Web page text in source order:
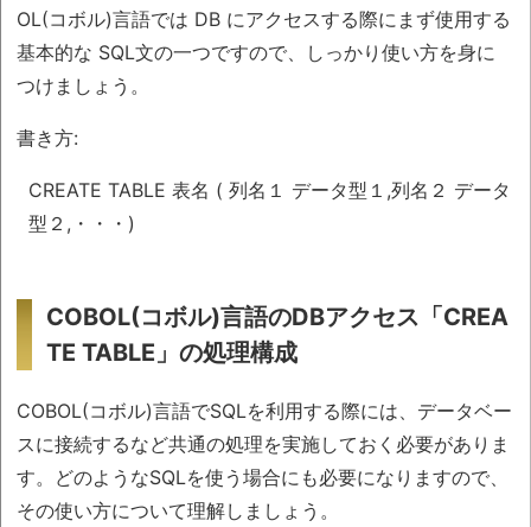
OL(コボル)言語では DB にアクセスする際にまず使用する
基本的な SQL文の一つですので、しっかり使い方を身に
つけましょう。
書き方:
CREATE TABLE 表名 ( 列名１ データ型１,列名２ データ
型２,・・・)
COBOL(コボル)言語のDBアクセス「CREA
TE TABLE」の処理構成
COBOL(コボル)言語でSQLを利用する際には、データベー
スに接続するなど共通の処理を実施しておく必要がありま
す。どのようなSQLを使う場合にも必要になりますので、
その使い方について理解しましょう。